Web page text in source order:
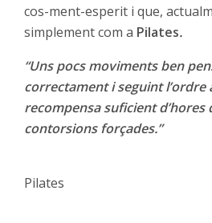
cos-ment-esperit i que,
simplement com a Pilates.
“Uns pocs moviments ben
correctament i seguint l’ordre
recompensa suficient d’hores
contorsions forçades.”
Pilates